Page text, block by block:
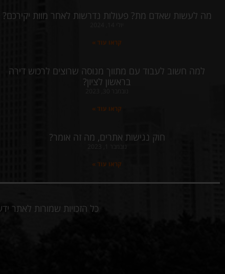
מה לעשות שאדם מת? פעולות נדרשות לאחר מוות יקירכם?
קראו עוד »
למה חשוב לעבוד עם מתווך מנוסה שרוצים לרכוש דירה
בראשון לציון?
קראו עוד »
חוק נגישות אתרים, מה זה אומר?
קראו עוד »
כל הזכויות שמורות